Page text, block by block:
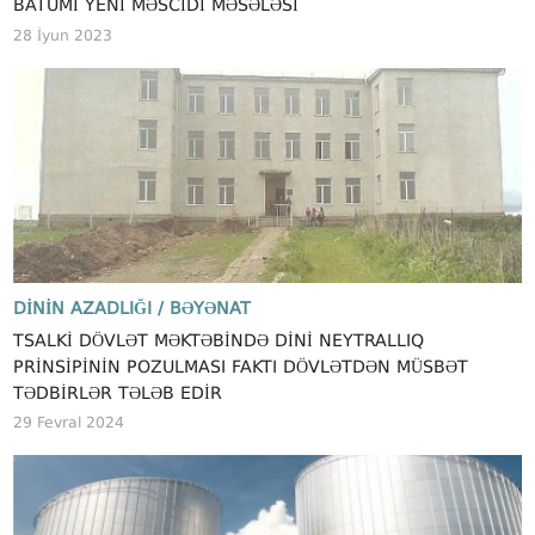
BATUMI YENI MƏSCIDI MƏSƏLƏSI
28 İyun 2023
DININ AZADLIĞI / BƏYƏNAT
TSALKI DÖVLƏT MƏKTƏBINDƏ DINI NEYTRALLIQ
PRINSIPININ POZULMASI FAKTI DÖVLƏTDƏN MÜSBƏT
TƏDBIRLƏR TƏLƏB EDIR
29 Fevral 2024